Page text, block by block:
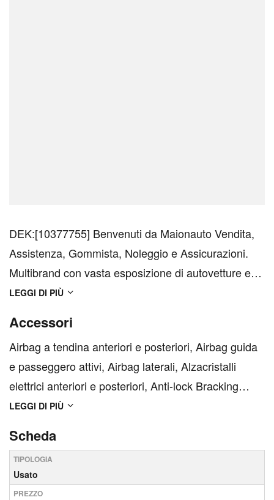
DEK:[10377755] Benvenuti da Maionauto Vendita,
Assistenza, Gommista, Noleggio e Assicurazioni.
Multibrand con vasta esposizione di autovetture e
veicoli commerciali. Nuovo, Usato, Aziendali e KM0.
automobilistiche Carrozzeria Multibrand Centro
installazione im...
LEGGI DI PIÙ
Accessori
Airbag a tendina anteriori e posteriori, Airbag guida
e passeggero attivi, Airbag laterali, Alzacristalli
elettrici anteriori e posteriori, Anti-lock Bracking
System - ABS (frenata antibloccaggio), Attacchi
automatico 8 marce, Cerchi in lega 16&quo...
LEGGI DI PIÙ
Scheda
TIPOLOGIA
Usato
PREZZO